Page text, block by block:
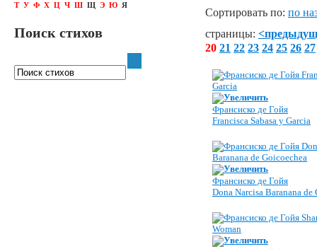
Сортировать по: по
страницы:
20 21 22 23 24 25 26 27
Увеличить
Франсиско де Гойя
Francisca Sabasa y Garcia
Увеличить
Франсиско де Гойя
Dona Narcisa Baranana de
Увеличить
Т У Ф Х Ц Ч Ш Щ Э Ю Я
Поиск стихов